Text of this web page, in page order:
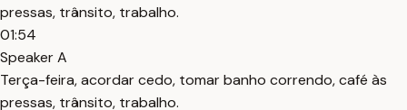
pressas, trânsito, trabalho.
01:54
Speaker A
Terça-feira, acordar cedo, tomar banho correndo, café às
pressas, trânsito, trabalho.